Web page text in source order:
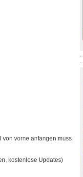
von vorne anfangen muss
kostenlose Updates)